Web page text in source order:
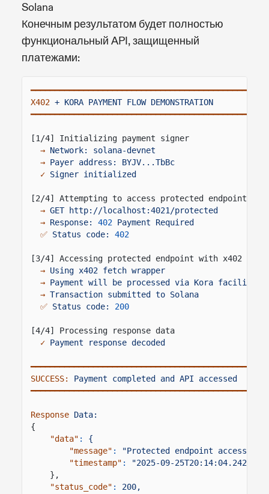
Solana
Конечным результатом будет полностью
функциональный API, защищенный
платежами:
X402 + KORA PAYMENT FLOW DEMONSTRATION
[1/4] Initializing payment signer
→ Network: solana-devnet
→ Payer address: BYJV...TbBc
✓ Signer initialized
[2/4] Attempting to access protected endpoint
→ GET http://localhost:4021/protected
→ Response: 402 Payment Required
✅ Status code: 402
[3/4] Accessing protected endpoint with x402
→ Using x402 fetch wrapper
→ Payment will be processed via Kora
→ Transaction submitted to Solana
✅ Status code: 200
[4/4] Processing response data
✓ Payment response decoded
SUCCESS:
Payment completed and API accessed
Response Data:
{
"data" :
{
"message" :
"Protected endpoint accessed
"timestamp" :
"2025-09-25T20:14:04.242Z"
},
"status_code" :
200,